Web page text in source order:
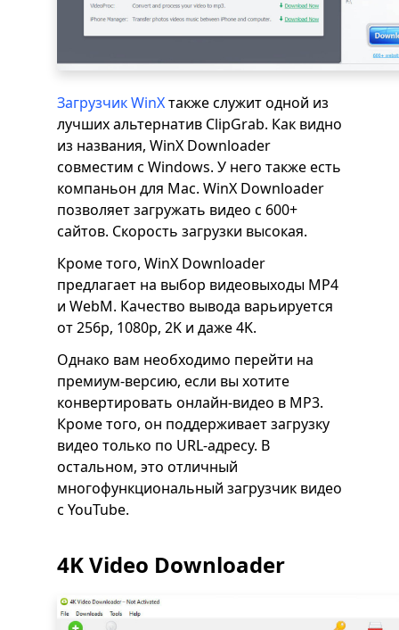
Загрузчик WinXтакже служит одной из
лучших альтернатив ClipGrab. Как видно
из названия, WinX Downloader
совместим с Windows. У него также есть
компаньон для Mac. WinX Downloader
позволяет загружать видео с 600+
сайтов. Скорость загрузки высокая.
Кроме того, WinX Downloader
предлагает на выбор видеовыходы MP4
и WebM. Качество вывода варьируется
от 256p, 1080p, 2K и даже 4K.
Однако вам необходимо перейти на
премиум-версию, если вы хотите
конвертировать онлайн-видео в MP3.
Кроме того, он поддерживает загрузку
видео только по URL-адресу. В
остальном, это отличный
многофункциональный загрузчик видео
с YouTube.
4K Video Downloader